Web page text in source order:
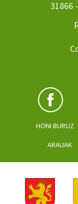
31866
HONI BURUZ
ARAUAK